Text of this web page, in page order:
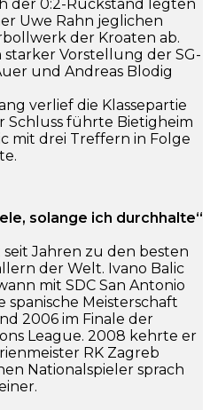
der 0:2-Rückstand legten
Uwe Rahn jeglichen
der Kroaten ab.
Vorstellung der SG-
und Andreas Blodig
verlief die Klassepartie
Schluss führte Bietigheim
mit drei Treffern in Folge
solange ich durchhalte“
seit Jahren zu den besten
der Welt. Ivano Balic
mit SDC San Antonio
spanische Meisterschaft
2006 im Finale der
League. 2008 kehrte er
RK Zagreb
Nationalspieler sprach